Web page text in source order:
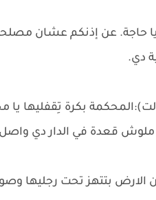
حاجة. عن إذنكم عشان
دي.
بكرة تِقفليها يا
ملوش قعدة في الدار دي
بتتهز تحت رجليها